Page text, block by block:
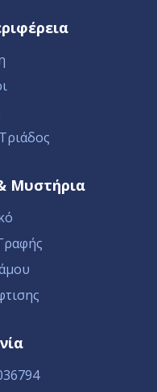
Μυστήρια